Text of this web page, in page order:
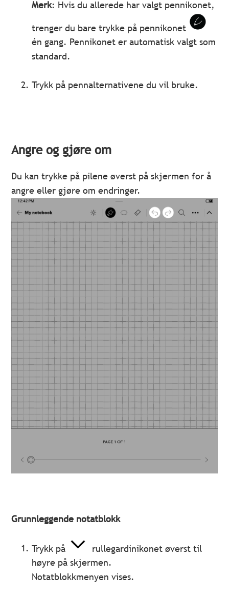
Merk: Hvis du allerede har valgt pennikonet,
trenger du bare trykke på pennikonet
én gang. Pennikonet er automatisk valgt som
standard.
Trykk på pennalternativene du vil bruke.
Angre og gjøre om
Du kan trykke på pilene øverst på skjermen for å
angre eller gjøre om endringer.
Grunnleggende notatblokk
Trykk på
rullegardinikonet øverst til
høyre på skjermen.
Notatblokkmenyen vises.